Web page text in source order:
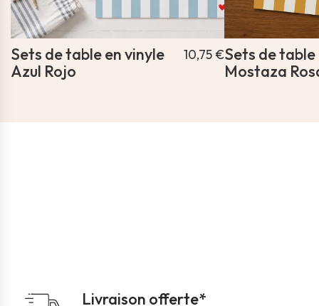
Sets de table en vinyle
Azul Rojo
10,75 €Sets de table
Mostaza
Livraison offerte*